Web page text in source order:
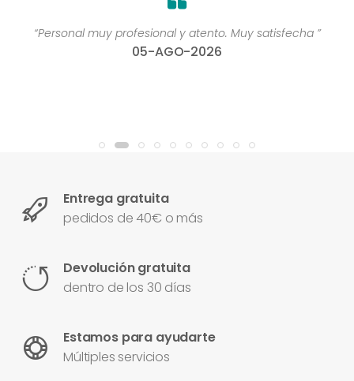
“Personal muy profesional y atento. Muy satisfecha ”
05-AGO-2026
Entrega gratuita
pedidos de 40€ o más
Devolución gratuita
dentro de los 30 días
Estamos para ayudarte
Múltiples servicios